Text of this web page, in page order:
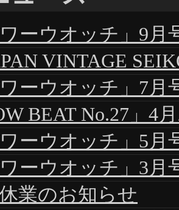
ワーウオッチ」9月
VINTAGE
ワーウオッチ」7月
BEAT No.27」4
ワーウオッチ」5月
ワーウオッチ」3月
業のお知らせ